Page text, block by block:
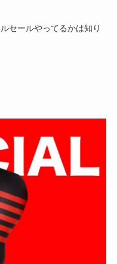
ルセールやってるかは知り